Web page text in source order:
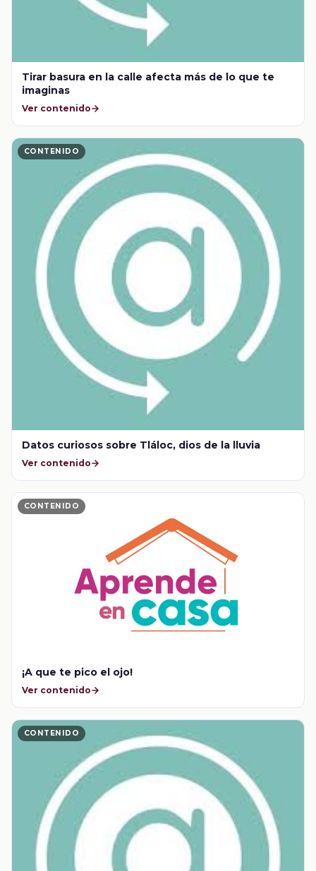
Tirar basura en la calle afecta más de lo que te
imaginas
Ver contenido
CONTENIDO
Datos curiosos sobre Tláloc, dios de la lluvia
Ver contenido
CONTENIDO
¡A que te pico el ojo!
Ver contenido
CONTENIDO